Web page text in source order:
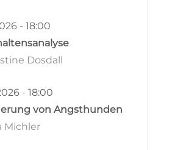
- 18:00
Dosdall
- 18:00
von Angsthunden
Michler